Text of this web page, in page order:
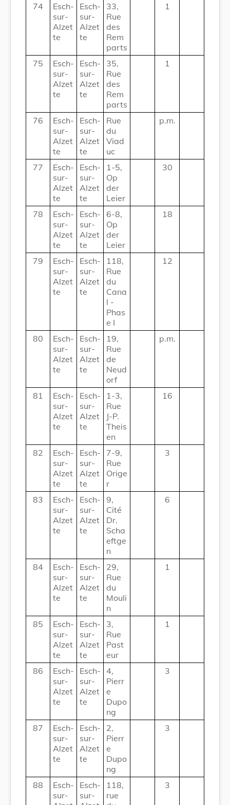
74
Esch-
sur-
Alzet
te
Esch-
sur-
Alzet
te
33,
Rue
des
Rem
parts
1
75
Esch-
sur-
Alzet
te
Esch-
sur-
Alzet
te
35,
Rue
des
Rem
parts
1
76
Esch-
sur-
Alzet
te
Esch-
sur-
Alzet
te
Rue
du
Viad
uc
p.m.
77
Esch-
sur-
Alzet
te
Esch-
sur-
Alzet
te
1-5,
Op
der
Leier
30
78
Esch-
sur-
Alzet
te
Esch-
sur-
Alzet
te
6-8,
Op
der
Leier
18
79
Esch-
sur-
Alzet
te
Esch-
sur-
Alzet
te
118,
Rue
du
Cana
l -
Phas
e I
12
80
Esch-
sur-
Alzet
te
Esch-
sur-
Alzet
te
19,
Rue
de
Neud
orf
p.m.
81
Esch-
sur-
Alzet
te
Esch-
sur-
Alzet
te
1-3,
Rue
J-P.
Theis
en
16
82
Esch-
sur-
Alzet
te
Esch-
sur-
Alzet
te
7-9,
Rue
Orige
r
3
83
Esch-
sur-
Alzet
te
Esch-
sur-
Alzet
te
9,
Cité
Dr.
Scha
eftge
n
6
84
Esch-
sur-
Alzet
te
Esch-
sur-
Alzet
te
29,
Rue
du
Mouli
n
1
85
Esch-
sur-
Alzet
te
Esch-
sur-
Alzet
te
3,
Rue
Past
eur
1
86
Esch-
sur-
Alzet
te
Esch-
sur-
Alzet
te
4,
Pierr
e
Dupo
ng
3
87
Esch-
sur-
Alzet
te
Esch-
sur-
Alzet
te
2,
Pierr
e
Dupo
ng
3
88
Esch-
sur-
Esch-
sur-
118,
rue
3